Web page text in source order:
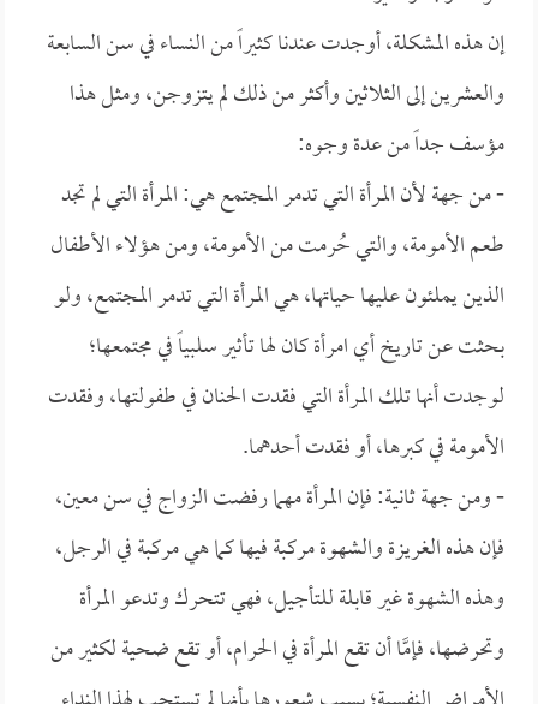
إن هذه المشكلة، أوجدت عندنا كثيراً من النساء في سن السابعة
والعشرين إلى الثلاثين وأكثر من ذلك لم يتزوجن، ومثل هذا
مؤسف جداً من عدة وجوه:
- من جهة لأن المرأة التي تدمر المجتمع هي: المرأة التي لم تجد
طعم الأمومة، والتي حُرمت من الأمومة، ومن هؤلاء الأطفال
الذين يملئون عليها حياتها، هي المرأة التي تدمر المجتمع، ولو
بحثت عن تاريخ أي امرأة كان لها تأثير سلبياً في مجتمعها؛
لوجدت أنها تلك المرأة التي فقدت الحنان في طفولتها، وفقدت
الأمومة في كبرها، أو فقدت أحدهما.
- ومن جهة ثانية: فإن المرأة مهما رفضت الزواج في سن معين،
فإن هذه الغريزة والشهوة مركبة فيها كما هي مركبة في الرجل،
وهذه الشهوة غير قابلة للتأجيل، فهي تتحرك وتدعو المرأة
وتحرضها، فإمَّا أن تقع المرأة في الحرام، أو تقع ضحية لكثير من